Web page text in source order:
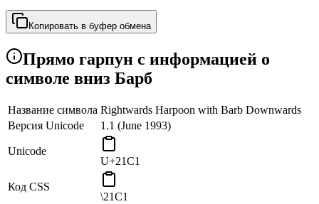
Копировать в буфер обмена
Прямо гарпун с информацией о
символе вниз Барб
Название символа Rightwards Harpoon with Barb Downwards
Версия Unicode
1.1 (June 1993)
Unicode
U+21C1
Код CSS
\21C1